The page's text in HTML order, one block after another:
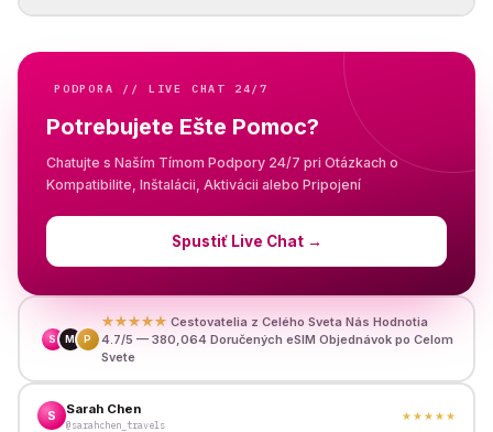
PODPORA // LIVE CHAT 24/7
Potrebujete Ešte Pomoc?
Chatujte s Naším Tímom Podpory 24/7 pri Otázkach o
Kompatibilite, Inštalácii, Aktivácii alebo Pripojení
Spustiť Live Chat→
S M P
★★★★★ Cestovatelia z Celého Sveta Nás Hodnotia
4.7/5 — 380,064 Doručených eSIM Objednávok po Celom
Svete
S Sarah Chen
@sarahchen_travels
★★★★★